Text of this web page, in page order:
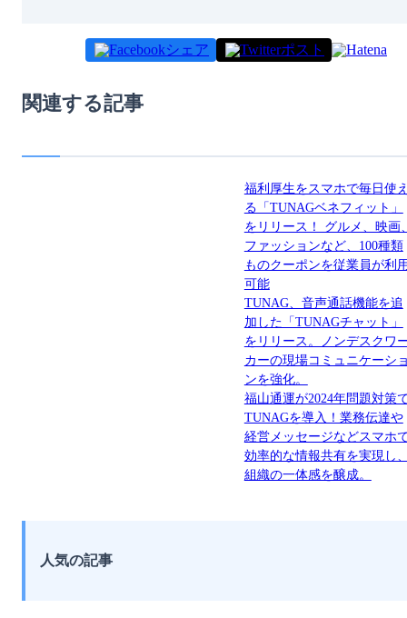
シェア ポスト
関連する記事
福利厚生をスマホで毎日使
る「TUNAGベネフィット」
をリリース！ グルメ、映画
ファッションなど、100種類
ものクーポンを従業員が利
可能
TUNAG、音声通話機能を追
加した「TUNAGチャット」
をリリース。ノンデスクワ
カーの現場コミュニケーシ
ンを強化。
福山通運が2024年問題対策
TUNAGを導入！業務伝達や
経営メッセージなどスマホ
効率的な情報共有を実現し
組織の一体感を醸成。
人気の記事